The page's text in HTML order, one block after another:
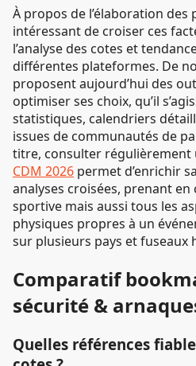
À propos de l’élaboration des
intéressant de croiser ces
l’analyse des cotes et
différentes plateformes. De
proposent aujourd’hui des
optimiser ses choix, qu’il
statistiques, calendriers
issues de communautés de
titre, consulter régulièrement
CDM 2026 permet d’enrichir
analyses croisées, prenant
sportive mais aussi tous les
physiques propres à un
sur plusieurs pays et fuseaux
Comparatif
sécurité &
Quelles références